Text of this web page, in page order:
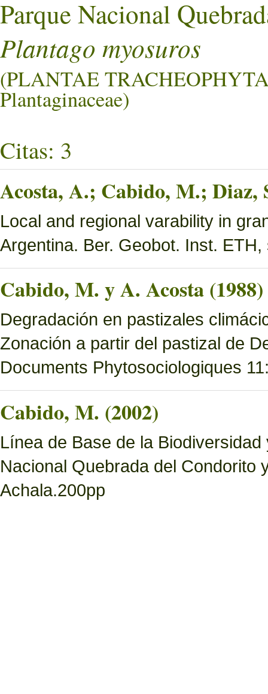
Parque Nacional
Plantago myosuros
(PLANTAE
Plantaginaceae)
Citas: 3
Acosta, A.; Cabido, M.; Diaz,
Local and regional varability in
Argentina. Ber. Geobot. Inst.
Cabido, M. y A. Acosta (1988)
Degradación en pastizales
Zonación a partir del pastizal de
Documents Phytosociologiques
Cabido, M. (2002)
Línea de Base de la
Nacional Quebrada del Condorito
Achala.200pp